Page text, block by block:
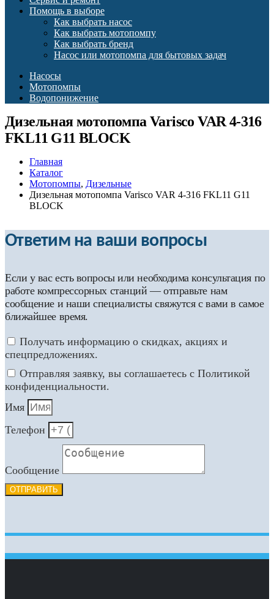
Помощь в выборе
Как выбрать насос
Как выбрать мотопомпу
Как выбрать бренд
Насос или мотопомпа для бытовых задач
Насосы
Мотопомпы
Водопонижение
Дизельная мотопомпа Varisco VAR 4-316
FKL11 G11 BLOCK
Главная
Каталог
Мотопомпы, Дизельные
Дизельная мотопомпа Varisco VAR 4-316 FKL11 G11
BLOCK
Ответим на ваши вопросы
Если у вас есть вопросы или необходима консультация по
работе компрессорных станций — отправьте нам
сообщение и наши специалисты свяжутся с вами в самое
ближайшее время.
Получать информацию о скидках, акциях и
спецпредложениях.
Отправляя заявку, вы соглашаетесь с Политикой
конфиденциальности.
Имя
Телефон
Сообщение
ОТПРАВИТЬ